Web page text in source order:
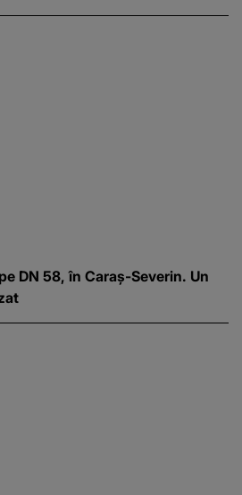
DN 58, în Caraș-Severin. Un